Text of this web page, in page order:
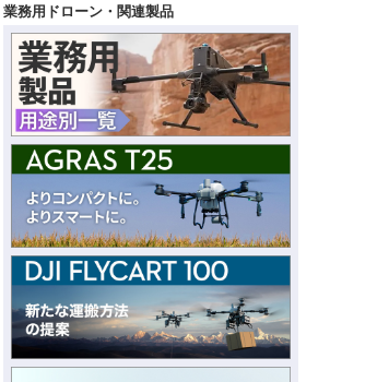
業務用ドローン・関連製品